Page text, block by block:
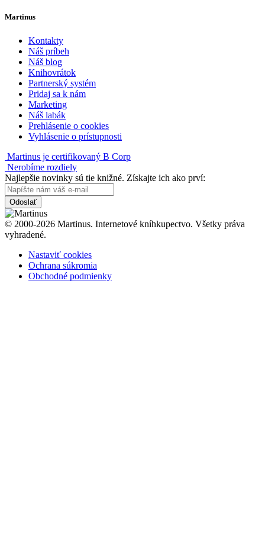
Martinus
Kontakty
Náš príbeh
Náš blog
Knihovrátok
Partnerský systém
Pridaj sa k nám
Marketing
Náš labák
Prehlásenie o cookies
Vyhlásenie o prístupnosti
Martinus je certifikovaný B Corp
Nerobíme rozdiely
Najlepšie novinky sú tie knižné. Získajte ich ako prví:
Odoslať
© 2000-2026 Martinus. Internetové kníhkupectvo. Všetky práva
vyhradené.
Nastaviť cookies
Ochrana súkromia
Obchodné podmienky